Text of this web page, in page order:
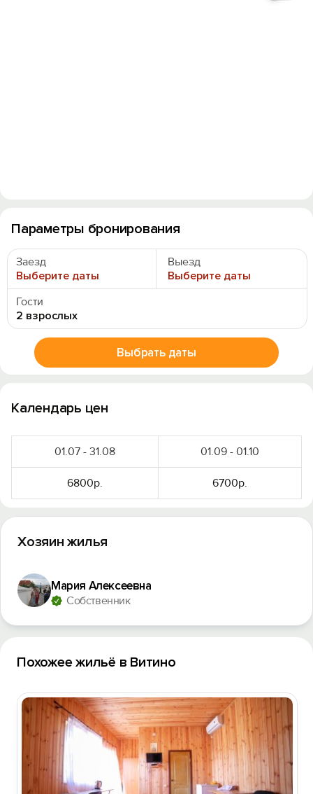
Параметры бронирования
Заезд
Выберите даты
Выезд
Выберите даты
Гости
2 взрослых
Выбрать даты
Календарь цен
01.07 - 31.08 01.09 - 01.10
6800р. 6700р.
Хозяин жилья
Мария Алексеевна
Собственник
Похожее жильё в Витино
Вход на сайт
Войти или Зарегистрироваться